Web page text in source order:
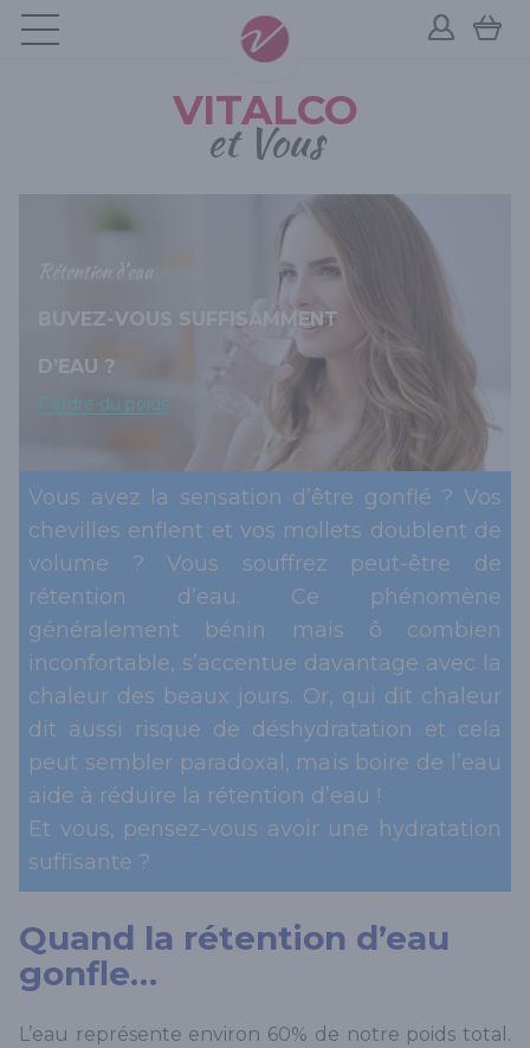
VITALCO
et Vous
Rétention d’eau
BUVEZ-VOUS SUFFISAMMENT
D’EAU ?
Perdre du poids
Vous avez la sensation d’être gonflé ? Vos
chevilles enflent et vos mollets doublent de
volume ? Vous souffrez peut-être de
rétention d’eau. Ce phénomène
généralement bénin mais ô combien
inconfortable, s’accentue davantage avec la
chaleur des beaux jours. Or, qui dit chaleur
dit aussi risque de déshydratation et cela
peut sembler paradoxal, mais boire de l’eau
aide à réduire la rétention d’eau !
Et vous, pensez-vous avoir une hydratation
suffisante ?
Quand la rétention d’eau
gonfle…
L’eau représente environ 60% de notre poids total.